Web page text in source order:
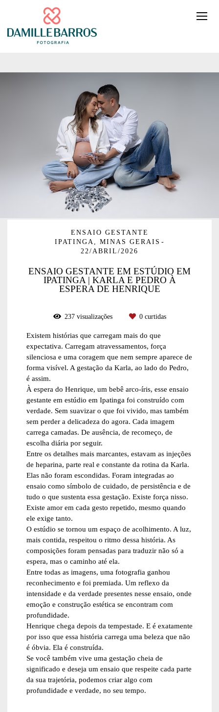
ENSAIO GESTANTE
IPATINGA, MINAS GERAIS
22/ABRIL/2026
ENSAIO GESTANTE EM ESTÚDIO EM
IPATINGA | KARLA E PEDRO À
ESPERA DE HENRIQUE
237visualizações 0curtidas
Existem histórias que carregam mais do que
expectativa. Carregam atravessamentos, força
silenciosa e uma coragem que nem sempre aparece de
forma visível. A gestação da Karla, ao lado do Pedro,
é assim.
À espera do Henrique, um bebê arco-íris, esse ensaio
gestante em estúdio em Ipatinga foi construído com
verdade. Sem suavizar o que foi vivido, mas também
sem perder a delicadeza do agora. Cada imagem
carrega camadas. De ausência, de recomeço, de
escolha diária por seguir.
Entre os detalhes mais marcantes, estavam as injeções
de heparina, parte real e constante da rotina da Karla.
Elas não foram escondidas. Foram integradas ao
ensaio como símbolo de cuidado, de persistência e de
tudo o que sustenta essa gestação. Existe força nisso.
Existe amor em cada gesto repetido, mesmo quando
ele exige tanto.
O estúdio se tornou um espaço de acolhimento. A luz,
mais contida, respeitou o ritmo dessa história. As
composições foram pensadas para traduzir não só a
espera, mas o caminho até ela.
Entre todas as imagens, uma fotografia ganhou
reconhecimento e foi premiada. Um reflexo da
intensidade e da verdade presentes nesse ensaio, onde
emoção e construção estética se encontram com
profundidade.
Henrique chega depois da tempestade. E é exatamente
por isso que essa história carrega uma beleza que não
é óbvia. Ela é construída.
Se você também vive uma gestação cheia de
significado e deseja um ensaio que respeite cada parte
da sua trajetória, podemos criar algo com
profundidade e verdade, no seu tempo.